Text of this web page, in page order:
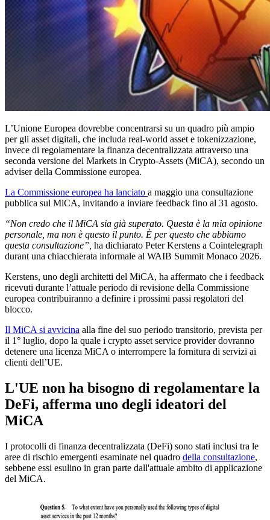
L’Unione Europea dovrebbe concentrarsi su un quadro più ampio
per gli asset digitali, che includa real-world asset e tokenizzazione,
invece di regolamentare la finanza decentralizzata attraverso una
seconda versione del Markets in Crypto-Assets (MiCA), secondo un
adviser della Commissione europea.
La Commissione europea ha lanciato a maggio una consultazione
pubblica sul MiCA, invitando a inviare feedback fino al 31 agosto.
“Non credo che il MiCA sia già superato. Questa è la mia opinione
personale, ma non è questo il punto. È per questo che abbiamo
questa consultazione”, ha dichiarato Peter Kerstens a Cointelegraph
durant una chiacchierata informale al WAIB Summit Monaco 2026.
Kerstens, uno degli architetti del MiCA, ha affermato che i feedback
ricevuti durante l’attuale periodo di revisione della Commissione
europea contribuiranno a definire i prossimi passi regolatori del
blocco.
Il MiCA si avvicina alla fine del suo periodo transitorio, prevista per
il 1° luglio, dopo la quale i crypto asset service provider dovranno
detenere una licenza MiCA o interrompere la fornitura di servizi ai
clienti dell’UE.
L'UE non ha bisogno di regolamentare la
DeFi, afferma uno degli ideatori del
MiCA
I protocolli di finanza decentralizzata (DeFi) sono stati inclusi tra le
aree di rischio emergenti esaminate nel quadro della consultazione,
sebbene essi esulino in gran parte dall'attuale ambito di applicazione
del MiCA.